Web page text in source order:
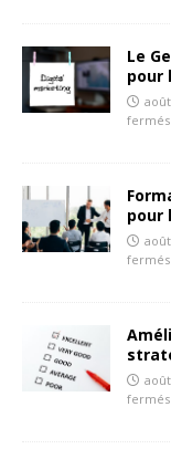
Le
pour
fermés
pour
fermés
fermés